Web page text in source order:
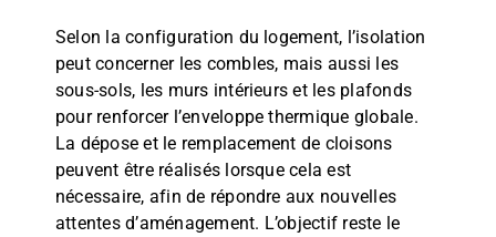
Selon la configuration du logement, l’isolation
peut concerner les combles, mais aussi les
sous-sols, les murs intérieurs et les plafonds
pour renforcer l’enveloppe thermique globale.
La dépose et le remplacement de cloisons
peuvent être réalisés lorsque cela est
nécessaire, afin de répondre aux nouvelles
attentes d’aménagement. L’objectif reste le